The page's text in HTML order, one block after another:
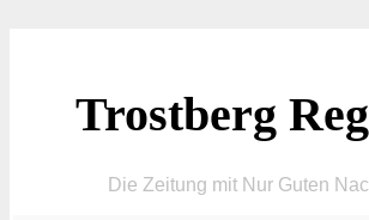
Trostberg
Die Zeitung mit Nur Guten